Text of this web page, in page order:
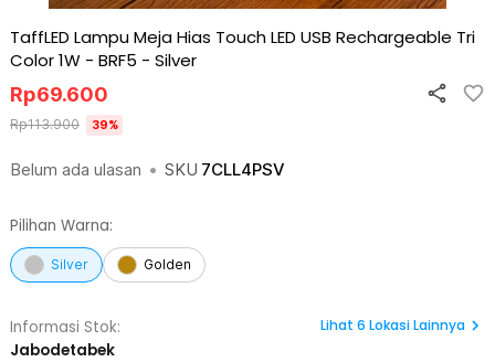
TaffLED Lampu Meja Hias Touch LED USB Rechargeable Tri
Color 1W - BRF5 - Silver
Belum ada ulasan • SKU 7CLL4PSV
Rp69.600
Rp113.900 39%
Pilihan Warna:
Silver Golden
Informasi Stok:
Jabodetabek
Lihat 6 Lokasi Lainnya